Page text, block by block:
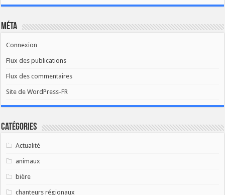
Méta
Connexion
Flux des publications
Flux des commentaires
Site de WordPress-FR
Catégories
Actualité
animaux
bière
chanteurs régionaux